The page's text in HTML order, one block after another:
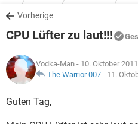
WINDOWS 10
WHATSAPP
FACEBOOK
SPIELE
WHATSAPP
FACEBOOK
DOWNLOADS
SPIELE
ANDROID
WINDOWS 10
WHATSAPP
SPIELE
ANDROID
WINDOWS 10
LEXIKON
SPIELE
Vorherige
CPU Lüfter zu laut!!!
Vodka-Man - 10. Oktober
The Warrior 007 - 11.
Guten Tag,